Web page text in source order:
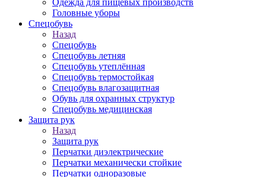
Одежда для пищевых производств
Головные уборы
Спецобувь
Назад
Спецобувь
Спецобувь летняя
Спецобувь утеплённая
Спецобувь термостойкая
Спецобувь влагозащитная
Обувь для охранных структур
Спецобувь медицинская
Защита рук
Назад
Защита рук
Перчатки диэлектрические
Перчатки механически стойкие
Перчатки одноразовые